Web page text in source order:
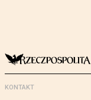
KONTAKT